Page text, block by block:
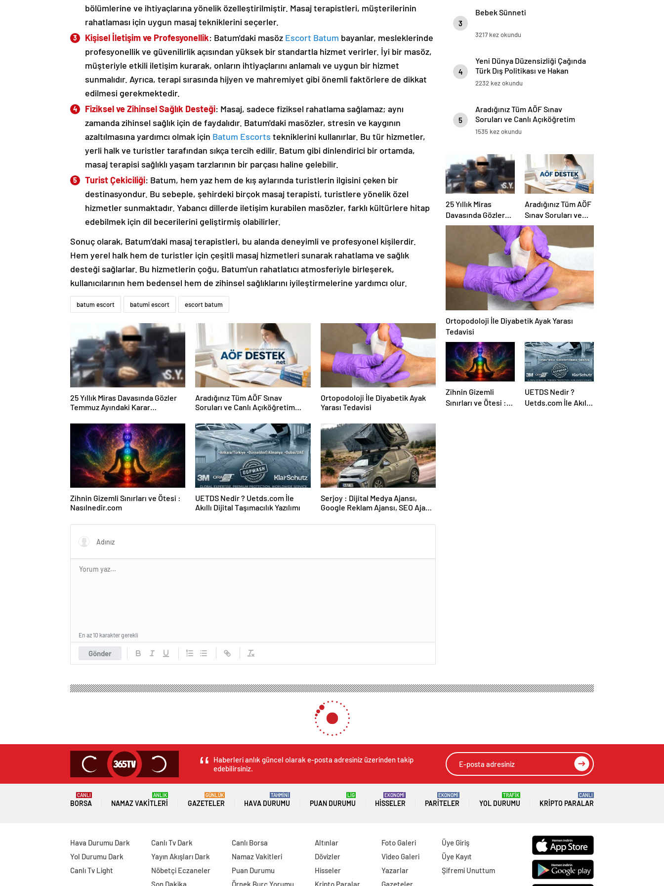
bölümlerine ve ihtiyaçlarına yönelik özelleştirilmiştir. Masaj terapistleri, müşterilerinin
rahatlaması için uygun masaj tekniklerini seçerler.
Kişisel İletişim ve Profesyonellik: Batum'daki masöz Escort Batum bayanlar, mesleklerinde
profesyonellik ve güvenilirlik açısından yüksek bir standartla hizmet verirler. İyi bir masöz,
müşteriyle etkili iletişim kurarak, onların ihtiyaçlarını anlamalı ve uygun bir hizmet
sunmalıdır. Ayrıca, terapi sırasında hijyen ve mahremiyet gibi önemli faktörlere de dikkat
edilmesi gerekmektedir.
Fiziksel ve Zihinsel Sağlık Desteği: Masaj, sadece fiziksel rahatlama sağlamaz; aynı
zamanda zihinsel sağlık için de faydalıdır. Batum'daki masözler, stresin ve kaygının
azaltılmasına yardımcı olmak için Batum Escorts tekniklerini kullanırlar. Bu tür hizmetler,
yerli halk ve turistler tarafından sıkça tercih edilir. Batum gibi dinlendirici bir ortamda,
masaj terapisi sağlıklı yaşam tarzlarının bir parçası haline gelebilir.
Turist Çekiciliği: Batum, hem yaz hem de kış aylarında turistlerin ilgisini çeken bir
destinasyondur. Bu sebeple, şehirdeki birçok masaj terapisti, turistlere yönelik özel
hizmetler sunmaktadır. Yabancı dillerde iletişim kurabilen masözler, farklı kültürlere hitap
edebilmek için dil becerilerini geliştirmiş olabilirler.
Sonuç olarak, Batum’daki masaj terapistleri, bu alanda deneyimli ve profesyonel kişilerdir.
Hem yerel halk hem de turistler için çeşitli masaj hizmetleri sunarak rahatlama ve sağlık
desteği sağlarlar. Bu hizmetlerin çoğu, Batum'un rahatlatıcı atmosferiyle birleşerek,
kullanıcılarının hem bedensel hem de zihinsel sağlıklarını iyileştirmelerine yardımcı olur.
batum escort batumi escort escort batum
25 Yıllık Miras Davasında Gözler
Temmuz Ayındaki Karar
Aradığınız Tüm AÖF Sınav
Soruları ve Canlı Açıköğretim
Ortopodoloji İle Diyabetik Ayak
Yarası Tedavisi
Zihnin Gizemli Sınırları ve Ötesi :
Nasılnedir.com
UETDS Nedir ? Uetds.com İle
Akıllı Dijital Taşımacılık Yazılımı
Serjoy : Dijital Medya Ajansı,
Google Reklam Ajansı, SEO Ajansı
Gönder
En az 10 karakter gerekli
3
Bebek Sünneti
3217 kez okundu
4
Yeni Dünya Düzensizliği Çağında
Türk Dış Politikası ve Hakan
Fidan Faktörü
2232 kez okundu
5
Aradığınız Tüm AÖF Sınav
Soruları ve Canlı Açıköğretim
Forumu Burada
1535 kez okundu
25 Yıllık Miras
Davasında Gözler
Temmuz Ayındaki
Karar Duruşmasına
Aradığınız Tüm AÖF
Sınav Soruları ve
Canlı Açıköğretim
Forumu Burada
Ortopodoloji İle Diyabetik Ayak Yarası
Tedavisi
Zihnin Gizemli
Sınırları ve Ötesi :
UETDS Nedir ?
Uetds.com İle Akıllı
Haberleri anlık güncel olarak e-posta adresiniz üzerinden takip
edebilirsiniz.
BORSA
CANLI
NAMAZ VAKITLERI
ANLIK
GAZETELER
GÜNLÜK
HAVA DURUMU
TAHMİNİ
PUAN DURUMU
LİG
HISSELER
EKONOMİ
PARITELER
EKONOMİ
YOL DURUMU
TRAFİK
KRIPTO PARALAR
CANLI
Hava Durumu Dark
Yol Durumu Dark
Canlı Tv Light
Canlı Tv Dark
Yayın Akışları Dark
Nöbetçi Eczaneler
Son Dakika
Canlı Borsa
Namaz Vakitleri
Puan Durumu
Örnek Burç Yorumu
Altınlar
Dövizler
Hisseler
Kripto Paralar
Foto Galeri
Video Galeri
Yazarlar
Gazeteler
Üye Giriş
Üye Kayıt
Şifremi Unuttum